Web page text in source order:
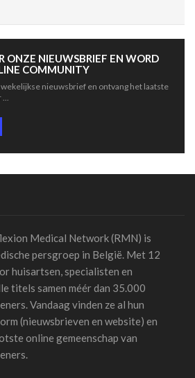
AI presteert beter dan
voorspellen van
van informatie
zet AI in voor
minder straling in cathlab
die consultaties
verslagen
ONZE NIEUWSBRIEF EN WORD
COMMUNITY
wekelijkse nieuwsbrief en ontvang het laatste
...
Medical Network (RMN) is
persgroep in België. Met 12
huisartsen, specialisten en
titels samen méér dan 35.000
Vandaag vinden ze al hun
(nieuwsbrieven en website) en
online gemeenschap van